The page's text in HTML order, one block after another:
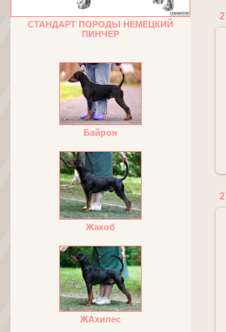
СТАНДАРТ ПОРОДЫ НЕМЕЦКИЙ
ПИНЧЕР
Байрон
Жакоб
ЖАхилес